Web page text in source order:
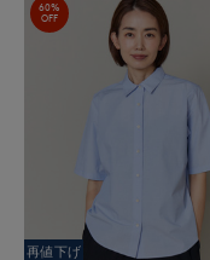
60%
OFF
再値下げ